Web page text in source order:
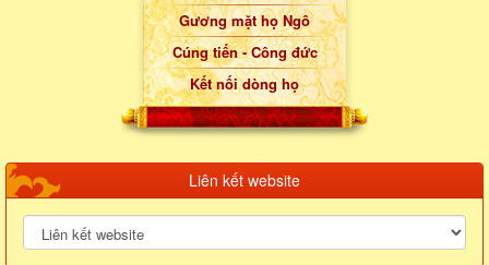
Gương mặt họ Ngô
Cúng tiến - Công đức
Kết nối dòng họ
Liên kết website